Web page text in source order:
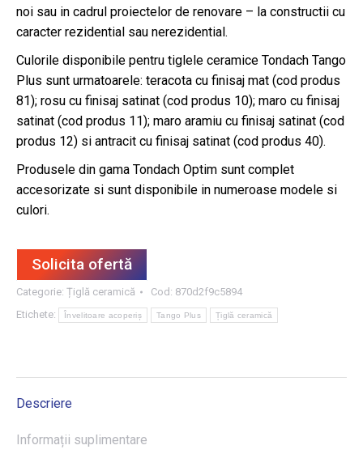
noi sau in cadrul proiectelor de renovare – la constructii cu
caracter rezidential sau nerezidential.
Culorile disponibile pentru tiglele ceramice Tondach Tango
Plus sunt urmatoarele: teracota cu finisaj mat (cod produs
81); rosu cu finisaj satinat (cod produs 10); maro cu finisaj
satinat (cod produs 11); maro aramiu cu finisaj satinat (cod
produs 12) si antracit cu finisaj satinat (cod produs 40).
Produsele din gama Tondach Optim sunt complet
accesorizate si sunt disponibile in numeroase modele si
culori.
Solicita ofertă
Categorie: Țiglă ceramică Cod: 870d2f9c5894
Etichete:
Învelitoare acoperiș Tango Plus Țiglă ceramică
Descriere
Informații suplimentare